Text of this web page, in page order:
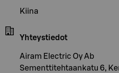
Kiina
Yhteystiedot
Airam Electric Oy Ab
Sementtitehtaankatu 6,